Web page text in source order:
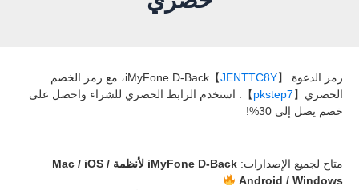
رمز الدعوة iMyFone D-Back【 JENTTC8Y
】، مع رمز الخصم
الحصري【 pkstep7 】. استخدم الرابط الحصري للشراء واحصل على
خصم يصل إلى 30%!
متاح لجميع الإصدارات:
iMyFone D-Back لأنظمة Mac / iOS /
Android / Windows